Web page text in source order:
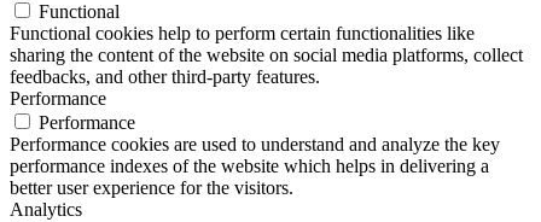
Functional
Functional cookies help to perform certain functionalities like
sharing the content of the website on social media platforms, collect
feedbacks, and other third-party features.
Performance
Performance
Performance cookies are used to understand and analyze the key
performance indexes of the website which helps in delivering a
better user experience for the visitors.
Analytics